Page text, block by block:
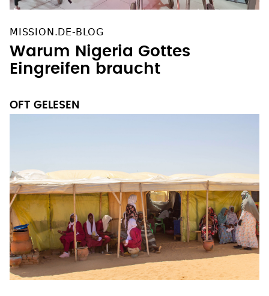
MISSION.DE-BLOG
Warum Nigeria Gottes
Eingreifen braucht
OFT GELESEN